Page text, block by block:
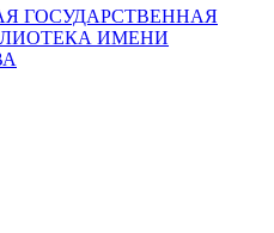
ГОСУДАРСТВЕННАЯ
ИМЕНИ